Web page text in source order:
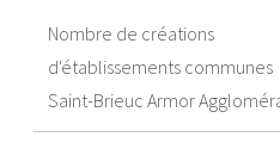
Nombre de créations
d'établissements communes
Saint-Brieuc Armor